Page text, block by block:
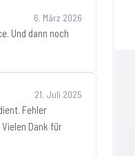
6. März 2026
Und dann noch
21. Juli 2025
Fehler
Dank für